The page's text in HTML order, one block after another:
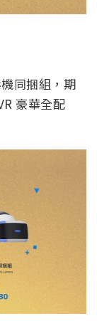
同捆組，期
豪華全配